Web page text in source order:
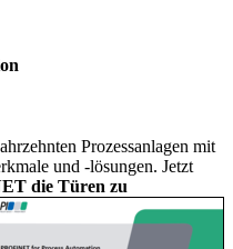
Prozessanlagen mit
und -lösungen. Jetzt
die Türen zu